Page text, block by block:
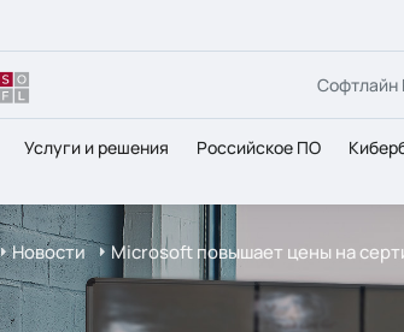
Софтлайн
Услуги и решения Российское ПО
Новости Microsoft повышает цены на